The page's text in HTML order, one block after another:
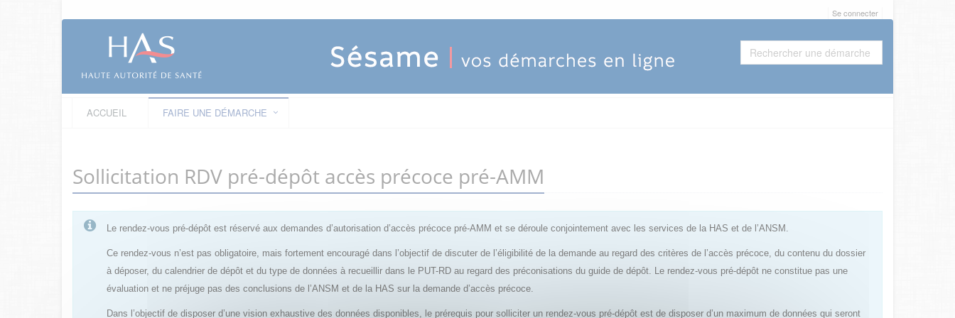
Se connecter
ACCUEIL FAIRE UNE DÉMARCHE
Sollicitation RDV pré-dépôt accès précoce pré-AMM
Le rendez-vous pré-dépôt est réservé aux demandes d’autorisation d’accès précoce pré-AMM et se déroule conjointement avec les services de la HAS et de l’ANSM.
Ce rendez-vous n’est pas obligatoire, mais fortement encouragé dans l’objectif de discuter de l’éligibilité de la demande au regard des critères de l’accès précoce, du contenu du dossier
à déposer, du calendrier de dépôt et du type de données à recueillir dans le PUT-RD au regard des préconisations du guide de dépôt. Le rendez-vous pré-dépôt ne constitue pas une
évaluation et ne préjuge pas des conclusions de l’ANSM et de la HAS sur la demande d’accès précoce.
Dans l’objectif de disposer d’une vision exhaustive des données disponibles, le prérequis pour solliciter un rendez-vous pré-dépôt est de disposer d’un maximum de données qui seront